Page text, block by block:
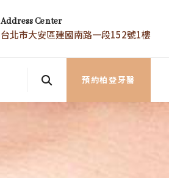
Address Center
台北市大安區建國南路一段152號1樓
預約柏登牙醫